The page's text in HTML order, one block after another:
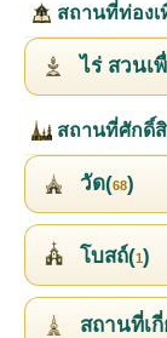
สถานที่ท่องเ
ไร่ สวนเ
สถานที่ศักดิ์
วัด(68)
โบสถ์(1)
สถานที่เ